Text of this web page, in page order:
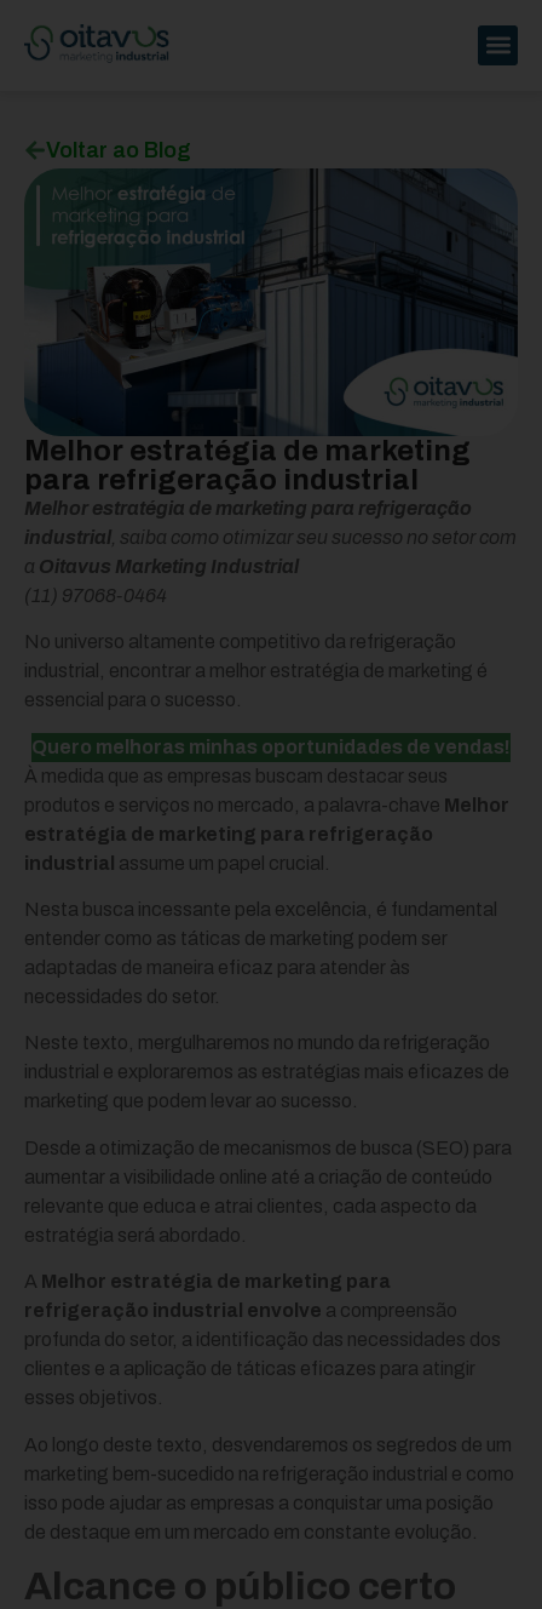
Voltar ao Blog
Melhor estratégia de marketing
para refrigeração industrial
Melhor estratégia de marketing para refrigeração
industrial , saiba como otimizar seu sucesso no setor com
a Oitavus Marketing Industrial
(11) 97068-0464
No universo altamente competitivo da refrigeração
industrial, encontrar a melhor estratégia de marketing é
essencial para o sucesso.
Quero melhoras minhas oportunidades de vendas!
À medida que as empresas buscam destacar seus
produtos e serviços no mercado, a palavra-chave Melhor
estratégia de marketing para refrigeração
industrial assume um papel crucial.
Nesta busca incessante pela excelência, é fundamental
entender como as táticas de marketing podem ser
adaptadas de maneira eficaz para atender às
necessidades do setor.
Neste texto, mergulharemos no mundo da refrigeração
industrial e exploraremos as estratégias mais eficazes de
marketing que podem levar ao sucesso.
Desde a otimização de mecanismos de busca (SEO) para
aumentar a visibilidade online até a criação de conteúdo
relevante que educa e atrai clientes, cada aspecto da
estratégia será abordado.
A Melhor estratégia de marketing para
refrigeração industrial envolve a compreensão
profunda do setor, a identificação das necessidades dos
clientes e a aplicação de táticas eficazes para atingir
esses objetivos.
Ao longo deste texto, desvendaremos os segredos de um
marketing bem-sucedido na refrigeração industrial e como
isso pode ajudar as empresas a conquistar uma posição
de destaque em um mercado em constante evolução.
Alcance o público certo